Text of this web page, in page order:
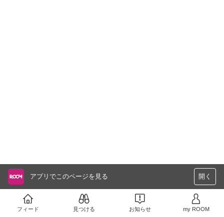
アプリでこのページを見る 開く
フィード 見つける お知らせ my ROOM